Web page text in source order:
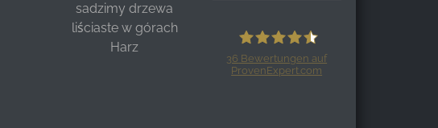
sadzimy drzewa
liściaste w górach
Harz
36 Bewertungen auf
ProvenExpert.com